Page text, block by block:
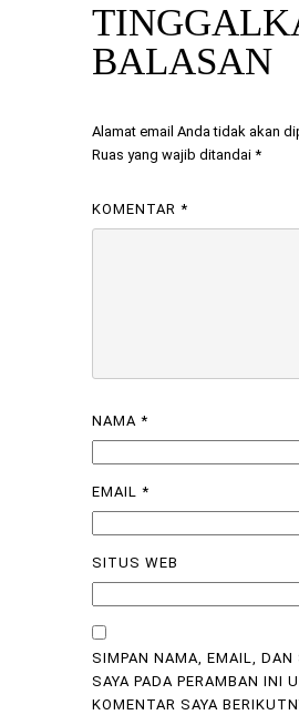
BALASAN
Alamat email Anda tidak akan
Ruas yang wajib ditandai *
KOMENTAR *
NAMA *
EMAIL *
SITUS WEB
SIMPAN NAMA, EMAIL, DAN
SAYA PADA PERAMBAN INI
KOMENTAR SAYA